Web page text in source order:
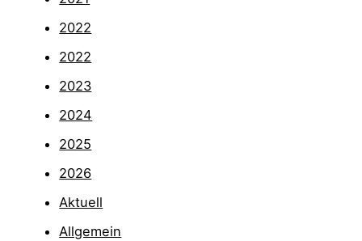
2022
2022
2023
2024
2025
2026
Aktuell
Allgemein